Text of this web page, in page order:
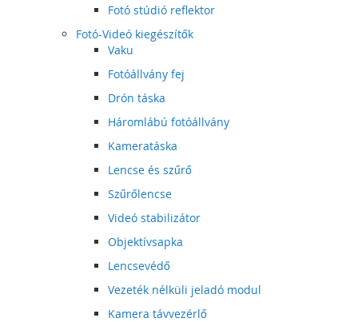
Fotó stúdió reflektor
Fotó-Videó kiegészítők
Vaku
Fotóállvány fej
Drón táska
Háromlábú fotóállvány
Kameratáska
Lencse és szűrő
Szűrőlencse
Videó stabilizátor
Objektívsapka
Lencsevédő
Vezeték nélküli jeladó modul
Kamera távvezérlő